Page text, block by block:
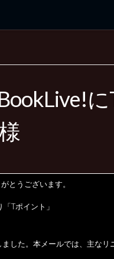
とうございます。
Tポイント」
した。 本メールでは、主なリ